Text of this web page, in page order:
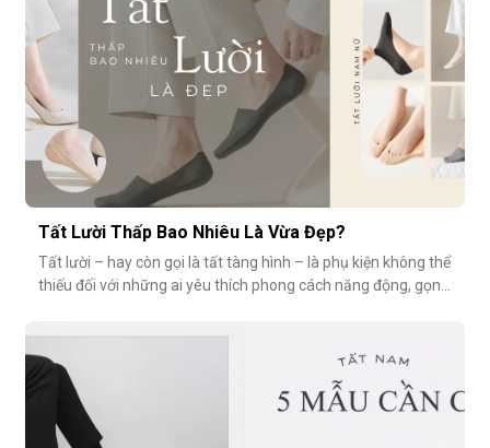
Tất Lười Thấp Bao Nhiêu Là Vừa Đẹp?
Tất lười – hay còn gọi là tất tàng hình – là phụ kiện không thể
thiếu đối với những ai yêu thích phong cách năng động, gọn
nhiêu là vừa đẹp? Nếu quá thấp, tất dễ bị tuột; nếu quá c